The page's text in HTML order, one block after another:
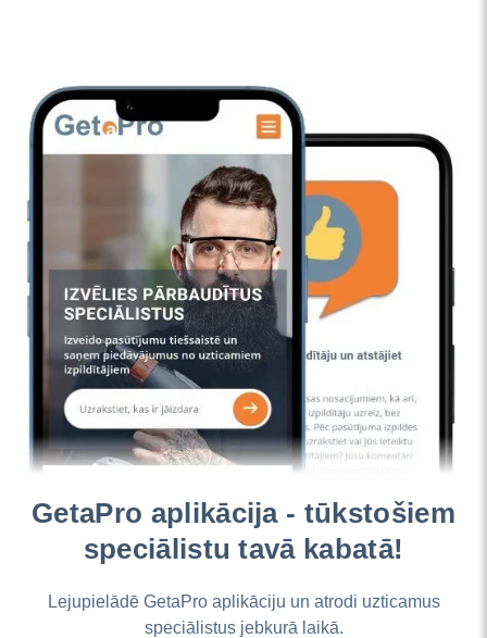
GetaPro aplikācija - tūkstošiem
speciālistu tavā kabatā!
Lejupielādē GetaPro aplikāciju un atrodi uzticamus
speciālistus jebkurā laikā.